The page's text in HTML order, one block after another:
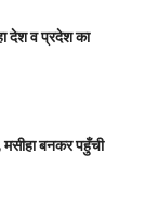
देश व प्रदेश का
बनकर पहुँची